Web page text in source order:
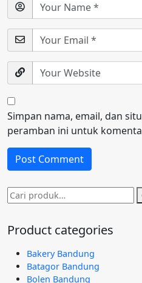
Simpan nama, email, dan
peramban ini untuk
Pencarian
untuk:
Product categories
Bakery Bandung
Batagor Bandung
Bolen Bandung